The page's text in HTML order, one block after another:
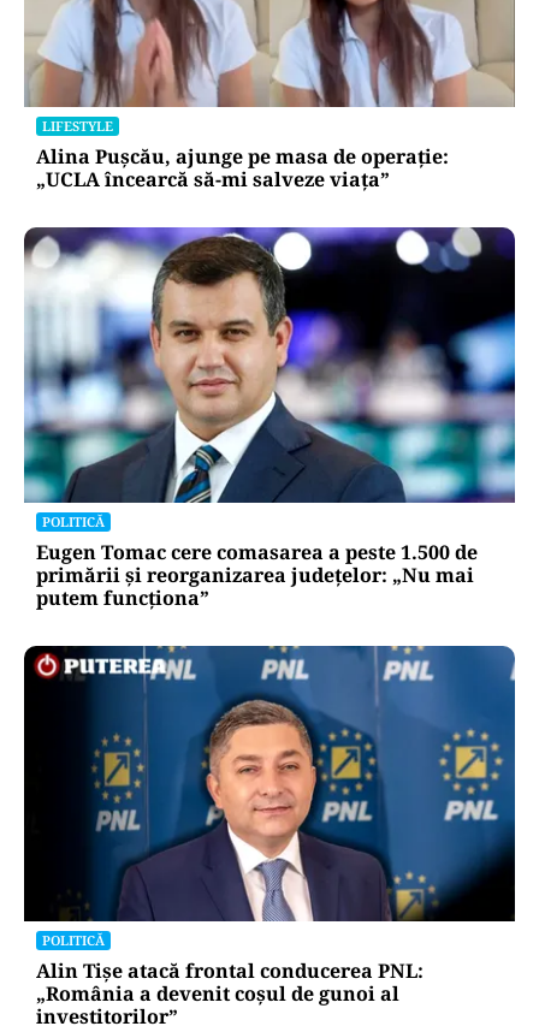
LIFESTYLE
Alina Pușcău, ajunge pe masa de operație:
„UCLA încearcă să-mi salveze viața”
POLITICĂ
Eugen Tomac cere comasarea a peste 1.500 de
primării și reorganizarea județelor: „Nu mai
putem funcționa”
POLITICĂ
Alin Tișe atacă frontal conducerea PNL:
„România a devenit coșul de gunoi al
investitorilor”